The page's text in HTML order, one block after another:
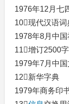
1976年12月七
10现代汉语词
1978年8月中国
11增订2500
1979年7月中
12新华字典
1979年商务印